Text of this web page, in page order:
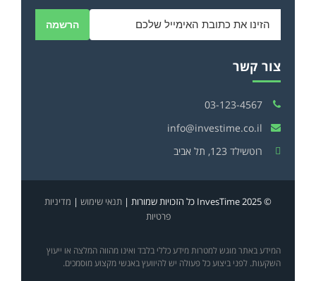
הרשמה
צור קשר
03-123-4567
info@investime.co.il
רוטשילד 123, תל אביב
© 2025 InvesTime כל הזכויות שמורות | תנאי שימוש | מדיניות
פרטיות
המידע באתר מוגש למטרות מידע כללי בלבד ואינו מהווה המלצה או ייעוץ
השקעות. לפני ביצוע כל פעולה יש להיוועץ באנשי מקצוע מוסמכים.